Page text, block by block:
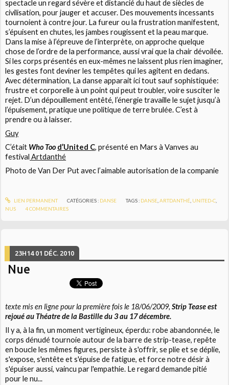
spectacle un regard sévère et distancié du haut de siècles de
civilisation, pour jauger et accuser. Des mouvements incessants
tournoient à contre jour. La fureur ou la frustration manifestent,
s’épuisent en chutes, les jambes rougissent et la peau marque.
Dans la mise à l’épreuve de l’interprète, on approche quelque
chose de l’ordre de la performance, aussi vrai que la chair dévoilée.
Si les corps présentés en eux-mêmes ne laissent plus rien imaginer,
les gestes font deviner les tempêtes qui les agitent en dedans.
Avec détermination, La danse apparait ici tout sauf sophistiquée:
frustre et corporelle à un point qui peut troubler, voire susciter le
rejet. D’un dépouillement entêté, l’énergie travaille le sujet jusqu’à
l’épuisement, pratique une politique de terre brulée. C’est à
prendre ou à laisser.
Guy
C’était Who Tood’United C, présenté en Mars à Vanves au
festival Artdanthé
Photo de Van Der Put avec l’aimable autorisation de la companie
LIEN PERMANENT CATÉGORIES : DANSE TAGS : DANSE ,ARTDANTHÉ UNITED-C
NUS
4COMMENTAIRES
23H14 01 DÉC. 2010
Nue
texte mis en ligne pour la première fois le 18/06/2009,Strip Tease est
rejoué au Théatre de la Bastille du 3 au 17 décembre.
Il y a, à la fin, un moment vertigineux, éperdu: robe abandonnée, le
corps dénudé tournoie autour de la barre de strip-tease, repête
en boucle les mêmes figures, persiste à s'offrir, se plie et se déplie,
s'expose, s'entête et s'épuise de fatigue, et force notre désir à
s'épuiser aussi, vaincu par l'empathie. Le regard demande pitié
pour le nu...